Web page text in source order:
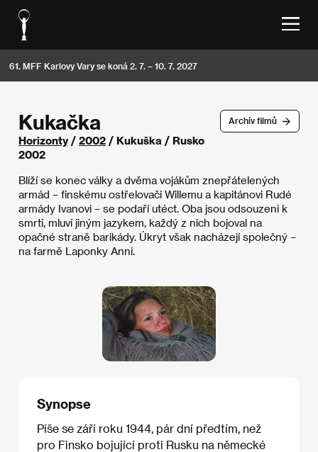
61. MFF Karlovy Vary se koná 2. 7. – 10. 7. 2027
Archív filmů
Kukačka
Horizonty/ 2002 / Kukuška / Rusko
2002
Blíží se konec války a dvěma vojákům znepřátelených
armád – finskému ostřelovači Willemu a kapitánovi Rudé
armády Ivanovi – se podaří utéct. Oba jsou odsouzeni k
smrti, mluví jiným jazykem, každý z nich bojoval na
opačné straně barikády. Úkryt však nacházejí společný –
na farmě Laponky Anni.
Synopse
Píše se září roku 1944, pár dní předtím, než
pro Finsko bojující proti Rusku na německé